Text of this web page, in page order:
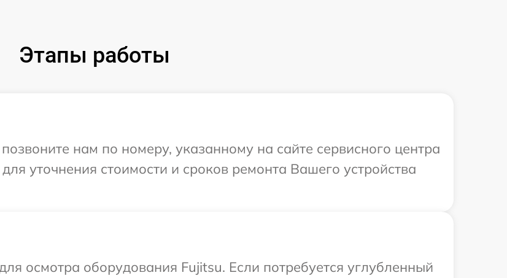
Этапы работы
нам по номеру, указанному на сайте сервисного центра
уточнения стоимости и сроков ремонта Вашего устройства
осмотра оборудования Fujitsu. Если потребуется углубленный